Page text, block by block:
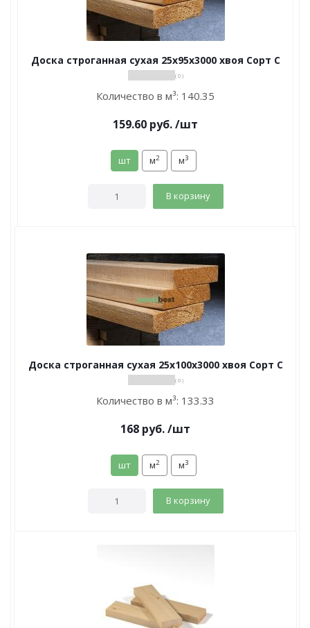
Доска строганная сухая 25х95х3000 хвоя Сорт С
( 0 )
Количество в м³: 140.35
159.60 руб./шт
шт м2 м3
В корзину
Доска строганная сухая 25х100х3000 хвоя Сорт С
( 0 )
Количество в м³: 133.33
168 руб./шт
шт м2 м3
В корзину